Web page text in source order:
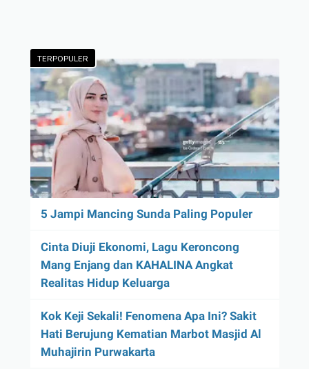
TERPOPULER
5 Jampi Mancing Sunda Paling Populer
Cinta Diuji Ekonomi, Lagu Keroncong
Mang Enjang dan KAHALINA Angkat
Realitas Hidup Keluarga
Kok Keji Sekali! Fenomena Apa Ini? Sakit
Hati Berujung Kematian Marbot Masjid Al
Muhajirin Purwakarta